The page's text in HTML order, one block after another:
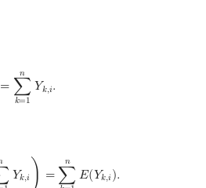
=
𝑛
∑
𝑘=1
𝑌𝑘,𝑖.
k=1n
𝑌𝑘,𝑖 ) =
𝑛
∑ 𝐸(𝑌𝑘,𝑖).
n )= 1nE